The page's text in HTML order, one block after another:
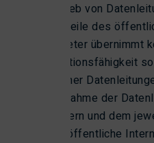
Betrieb von
als Teile des
Anbieter übernimmt
Funktionsfähigkeit
solcher
Ausnahme der
Servern und dem
das öffentliche